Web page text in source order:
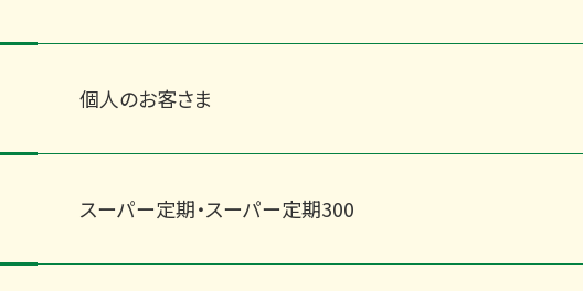
個人のお客さま
スーパー定期・スーパー定期300